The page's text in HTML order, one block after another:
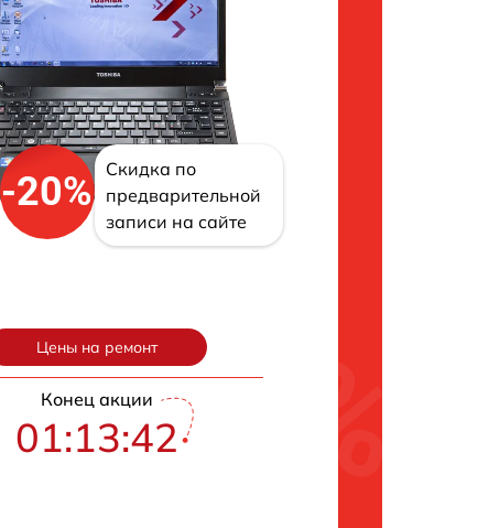
-20%
Скидка по
предварительной
записи на сайте
Цены на ремонт
Конец акции
01:13:42